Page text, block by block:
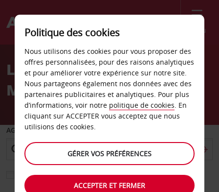
Menu
Welcome
AvisLocation de voiture Bad
Mergentheim
AGENCE DE DÉPART
Sélectionnez une autre agence de retour
Politique des cookies
Nous utilisons des cookies pour vous proposer des
offres personnalisées, pour des raisons analytiques
et pour améliorer votre expérience sur notre site.
Nous partageons également nos données avec des
partenaires publicitaires et analytiques. Pour plus
d’informations, voir notre politique de cookies. En
cliquant sur ACCEPTER vous acceptez que nous
utilisions des cookies.
GÉRER VOS PRÉFÉRENCES
ACCEPTER ET FERMER